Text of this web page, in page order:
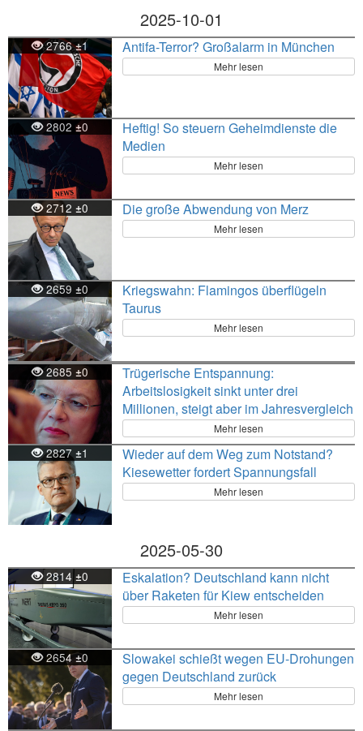
2025-10-01
2766±1 Antifa-Terror? Großalarm in München
Mehr lesen
2802±0
Heftig! So steuern Geheimdienste die
Medien
Mehr lesen
2712±0 Die große Abwendung von Merz
Mehr lesen
2659±0
Kriegswahn: Flamingos überflügeln
Taurus
Mehr lesen
2685±0
Trügerische Entspannung:
Arbeitslosigkeit sinkt unter drei
Millionen, steigt aber im Jahresvergleich
Mehr lesen
2827±1
Wieder auf dem Weg zum Notstand?
Kiesewetter fordert Spannungsfall
Mehr lesen
2025-05-30
2814±0
Eskalation? Deutschland kann nicht
über Raketen für Kiew entscheiden
Mehr lesen
2654±0
Slowakei schießt wegen EU-Drohungen
gegen Deutschland zurück
Mehr lesen